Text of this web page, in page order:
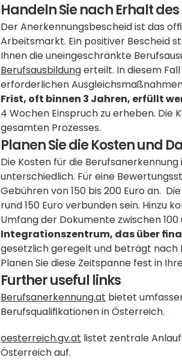
Handeln Sie nach Erhalt
Der Anerkennungsbescheid ist das
Arbeitsmarkt. Ein positiver Bescheid
Ihnen die uneingeschränkte
Berufsausbildung erteilt. In diesem
erforderlichen
Frist, oft binnen 3 Jahren, erfüllt
4 Wochen Einspruch zu erheben. Die
gesamten Prozesses.
Planen Sie die Kosten und
Die Kosten für die
unterschiedlich. Für eine
Gebühren von 150 bis 200 Euro an.
rund 150 Euro verbunden sein. Hinzu
Umfang der Dokumente zwischen
Integrationszentrum, das über
gesetzlich geregelt und beträgt nach
Planen Sie diese Zeitspanne fest in
Further useful links
Berufsanerkennung.at bietet
Berufsqualifikationen in Österreich.
oesterreich.gv.at listet zentrale
Österreich auf.